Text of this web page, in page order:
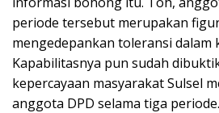
periode tersebut merupakan
mengedepankan toleransi dalam
Kapabilitasnya pun sudah
kepercayaan masyarakat Sulsel
anggota DPD selama tiga